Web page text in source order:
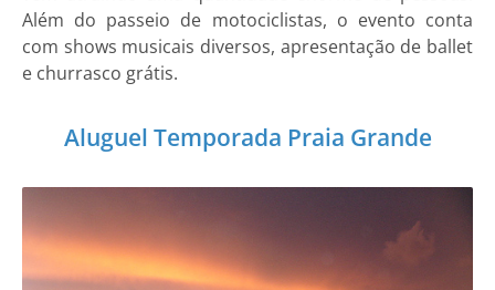
Além do passeio de motociclistas, o evento conta
com shows musicais diversos, apresentação de ballet
e churrasco grátis.
Aluguel Temporada Praia Grande